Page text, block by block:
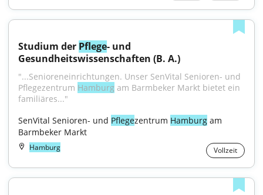
Studium der Pflege- und
Gesundheitswissenschaften (B. A.)
"...Senioreneinrichtungen. Unser SenVital Senioren- und
Pflegezentrum Hamburg am Barmbeker Markt bietet ein
familiäres..."
SenVital Senioren- und Pflegezentrum Hamburg am
Barmbeker Markt
Hamburg Vollzeit